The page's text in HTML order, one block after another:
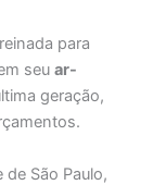
para
seuar-
geração,
São Paulo,